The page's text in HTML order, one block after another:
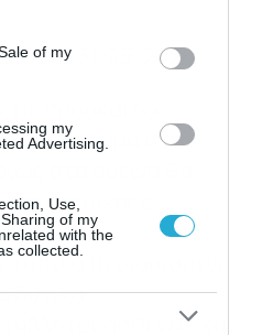
purposes in below Google
of my
my
Advertising.
Use,
of my
with the
collected.
31-05-2026
– απόγευμα στα
στα ορεινά θα
μικρής
τοπικά περιορισμένη
δυτικά.
ασθενείς και